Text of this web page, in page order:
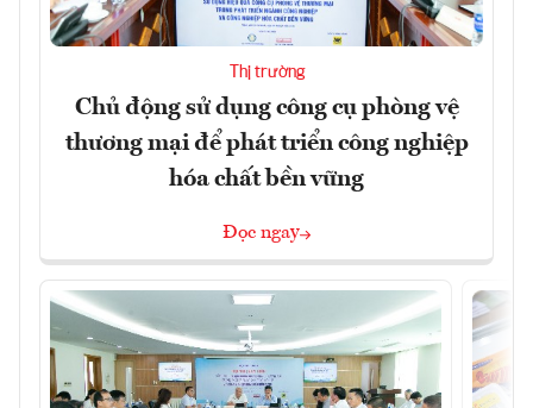
Thị trường
Chủ động sử dụng công cụ phòng vệ
thương mại để phát triển công nghiệp
hóa chất bền vững
Đọc ngay